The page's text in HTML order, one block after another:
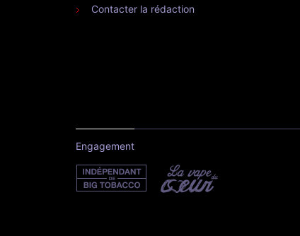
Contacter la rédaction
Engagement